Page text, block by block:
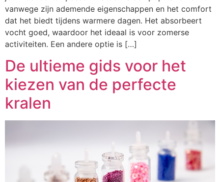
vanwege zijn ademende eigenschappen en het comfort
dat het biedt tijdens warmere dagen. Het absorbeert
vocht goed, waardoor het ideaal is voor zomerse
activiteiten. Een andere optie is […]
De ultieme gids voor het
kiezen van de perfecte
kralen